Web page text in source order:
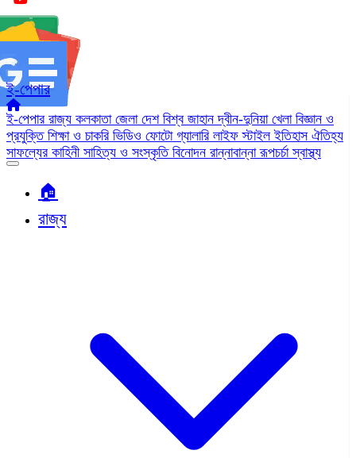
ই-পেপার
ই-পেপার রাজ্য কলকাতা জেলা দেশ বিশ্ব জাহানদ্বীন-দুনিয়া খেলা বিজ্ঞান ও
প্রযুক্তি শিক্ষা ও চাকরি ভিডিও ফোটো গ্যালারি লাইফ স্টাইলইতিহাস ঐতিহ্য
সাফল্যের কাহিনী সাহিত্য ও সংস্কৃতি বিনোদন রান্নাবান্নারূপচর্চাস্বাস্থ্য
🏠︎
রাজ্য